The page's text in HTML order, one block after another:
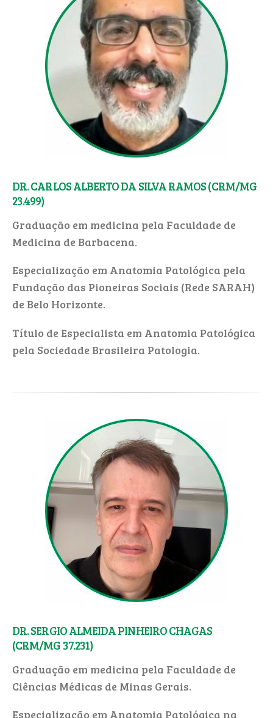
DR. CARLOS ALBERTO DA SILVA RAMOS (CRM/MG
23.499)
Graduação em medicina pela Faculdade de
Medicina de Barbacena.
Especialização em Anatomia Patológica pela
Fundação das Pioneiras Sociais (Rede SARAH)
de Belo Horizonte.
Título de Especialista em Anatomia Patológica
pela Sociedade Brasileira Patologia.
DR. SERGIO ALMEIDA PINHEIRO CHAGAS
(CRM/MG 37.231)
Graduação em medicina pela Faculdade de
Ciências Médicas de Minas Gerais.
Especialização em Anatomia Patológica na